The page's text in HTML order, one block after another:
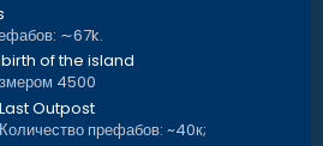
∼67k.
of the island
4500
Outpost
префабов: ~40к;